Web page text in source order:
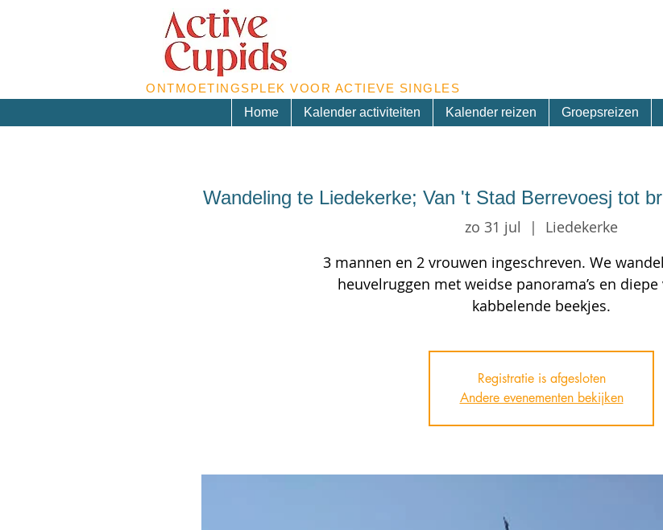
ONTMOETINGSPLEK VOOR ACTIEVE SINGLES
Home
Kalender activiteiten Kalender reizen Groepsreizen
Wandeling te Liedekerke; Van 't Stad Berrevoesj tot
zo 31 jul
  |
Liedekerke
3 mannen en 2 vrouwen ingeschreven. We
heuvelruggen met weidse panorama’s en
kabbelende beekjes.
Registratie is afgesloten
Andere evenementen bekijken